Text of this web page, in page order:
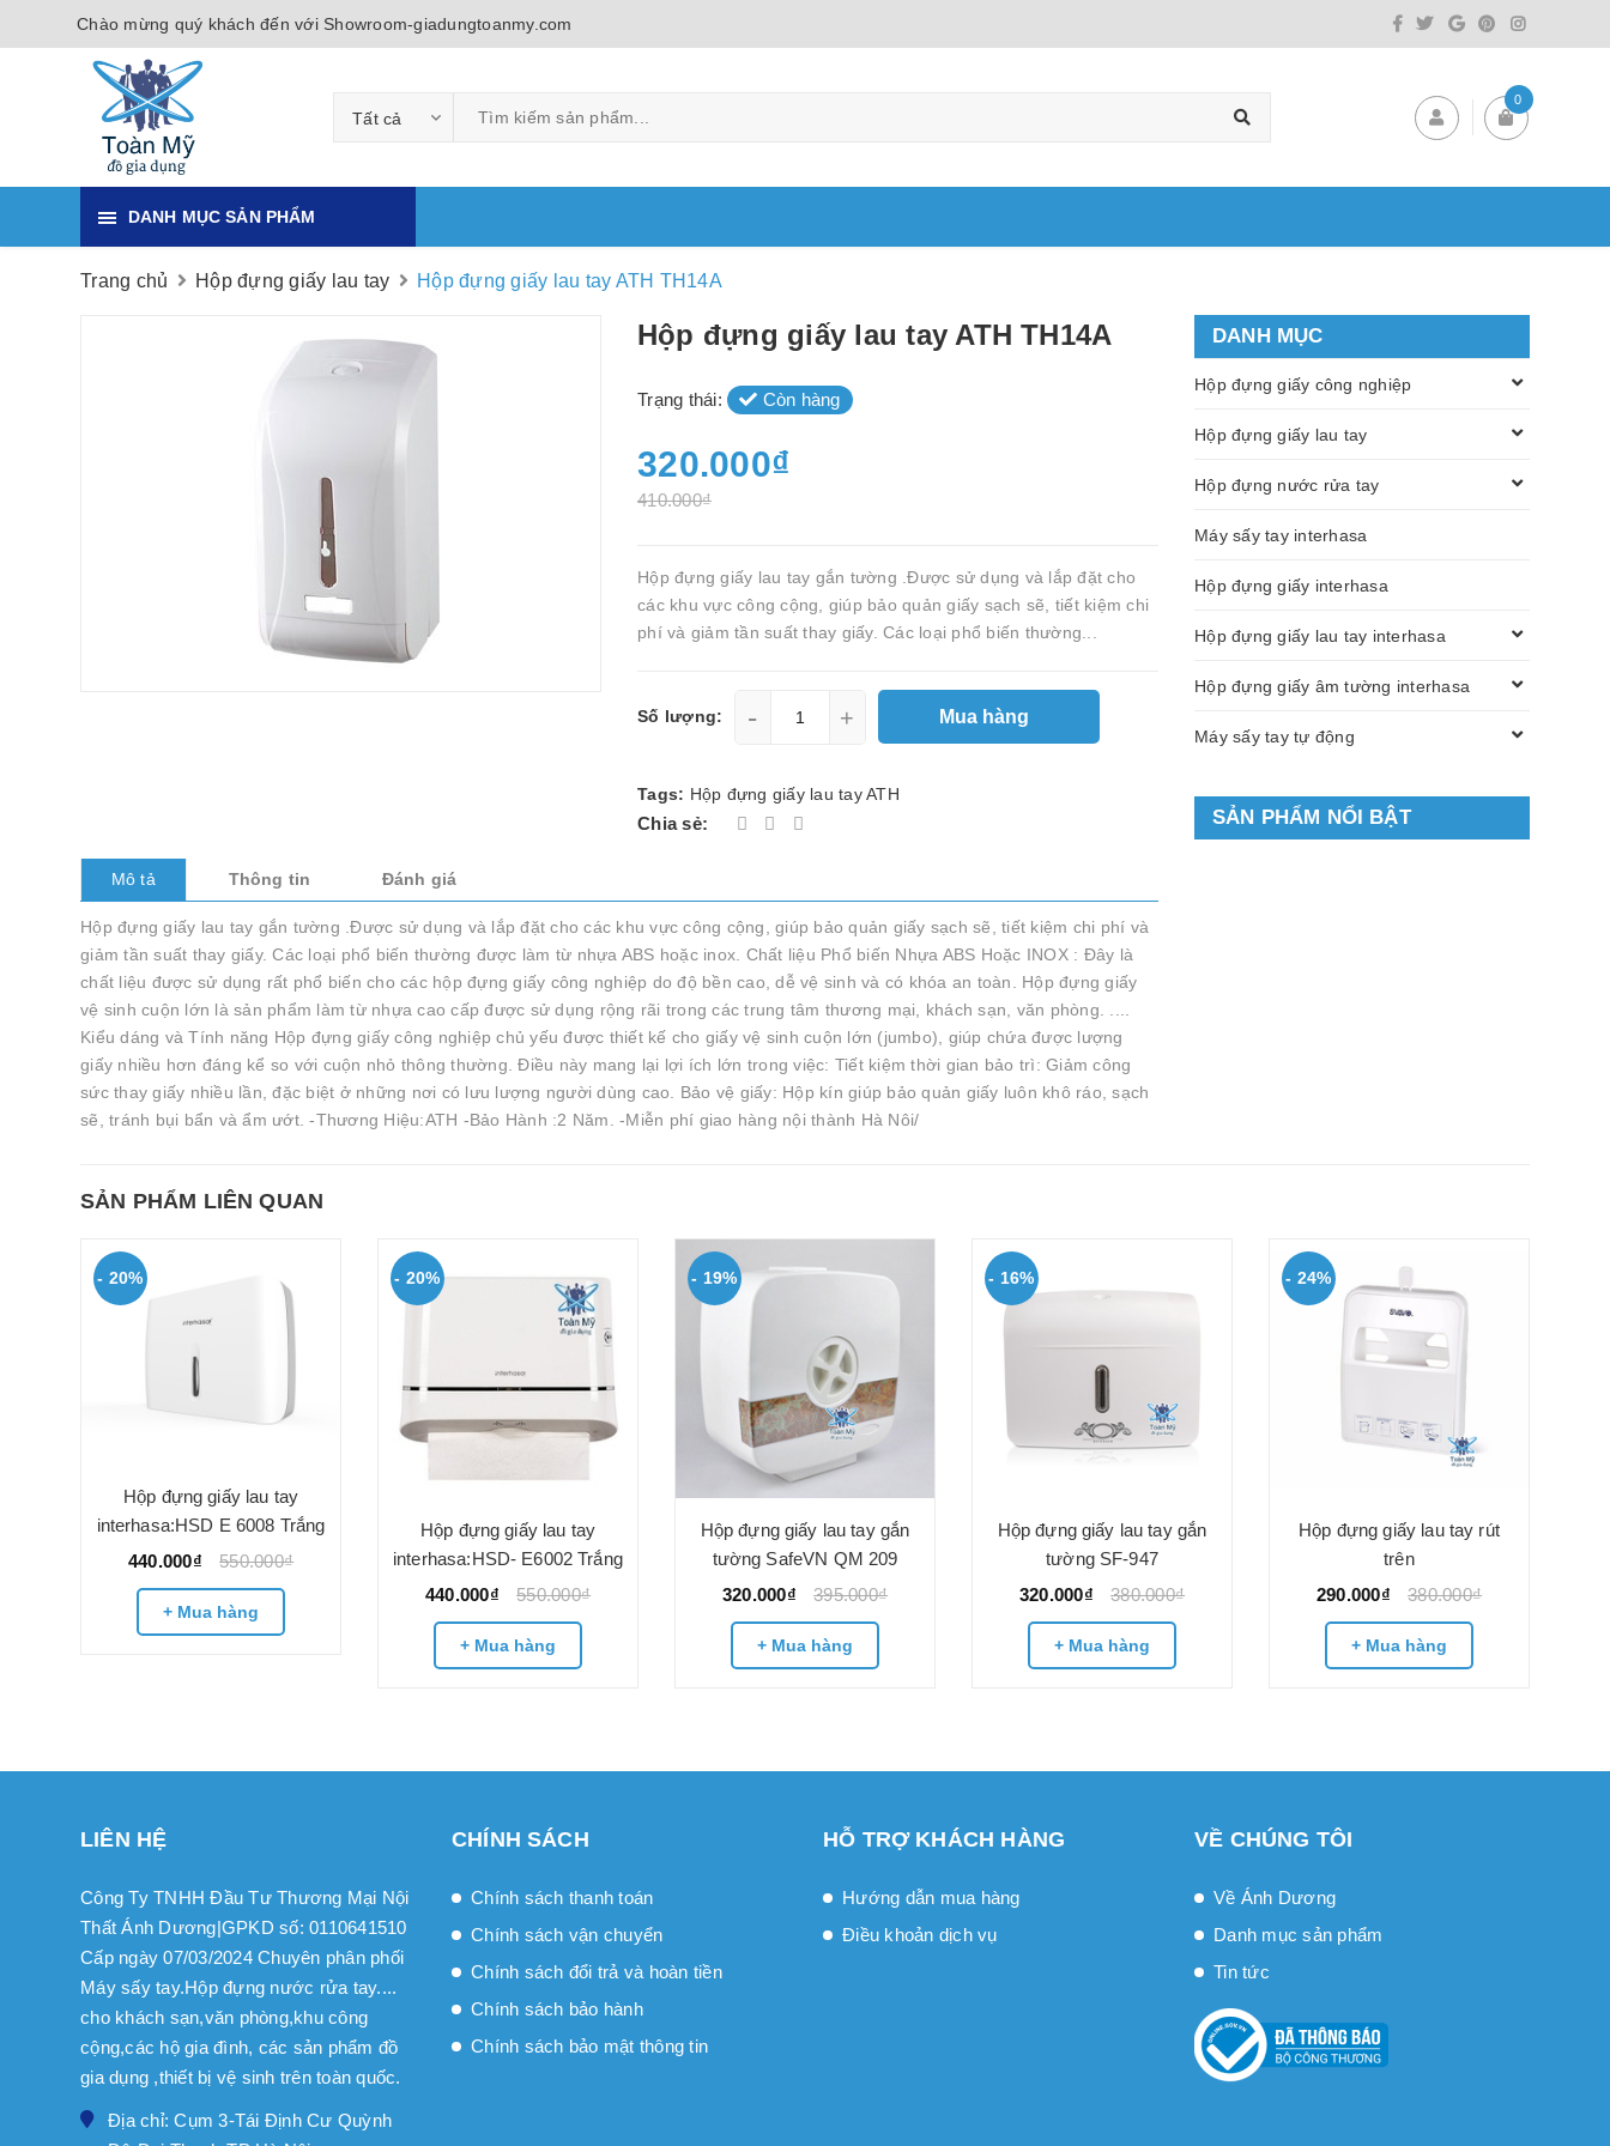
Chào mừng quý khách đến với Showroom-giadungtoanmy.com
Tất cả
0
DANH MỤC SẢN PHẨM
Trang chủ Hộp đựng giấy lau tay Hộp đựng giấy lau tay ATH TH14A
Hộp đựng giấy lau tay ATH TH14A
Trạng thái: Còn hàng
320.000₫
410.000₫
Hộp đựng giấy lau tay gắn tường .Được sử dụng và lắp đặt cho
các khu vực công cộng, giúp bảo quản giấy sạch sẽ, tiết kiệm chi
phí và giảm tần suất thay giấy. Các loại phổ biến thường...
Số lượng: - + Mua hàng
Tags: Hộp đựng giấy lau tay ATH
Chia sẻ:
Mô tả Thông tin Đánh giá
Hộp đựng giấy lau tay gắn tường .Được sử dụng và lắp đặt cho các khu vực công cộng, giúp bảo quản giấy sạch sẽ, tiết kiệm chi phí và
giảm tần suất thay giấy. Các loại phổ biến thường được làm từ nhựa ABS hoặc inox. Chất liệu Phổ biến Nhựa ABS Hoặc INOX : Đây là
chất liệu được sử dụng rất phổ biến cho các hộp đựng giấy công nghiệp do độ bền cao, dễ vệ sinh và có khóa an toàn. Hộp đựng giấy
vệ sinh cuộn lớn là sản phẩm làm từ nhựa cao cấp được sử dụng rộng rãi trong các trung tâm thương mại, khách sạn, văn phòng. ....
Kiểu dáng và Tính năng Hộp đựng giấy công nghiệp chủ yếu được thiết kế cho giấy vệ sinh cuộn lớn (jumbo), giúp chứa được lượng
giấy nhiều hơn đáng kể so với cuộn nhỏ thông thường. Điều này mang lại lợi ích lớn trong việc: Tiết kiệm thời gian bảo trì: Giảm công
sức thay giấy nhiều lần, đặc biệt ở những nơi có lưu lượng người dùng cao. Bảo vệ giấy: Hộp kín giúp bảo quản giấy luôn khô ráo, sạch
sẽ, tránh bụi bẩn và ẩm ướt. -Thương Hiệu:ATH -Bảo Hành :2 Năm. -Miễn phí giao hàng nội thành Hà Nôi/
DANH MỤC
Hộp đựng giấy công nghiệp
Hộp đựng giấy lau tay
Hộp đựng nước rửa tay
Máy sấy tay interhasa
Hộp đựng giấy interhasa
Hộp đựng giấy lau tay interhasa
Hộp đựng giấy âm tường interhasa
Máy sấy tay tự động
SẢN PHẨM NỔI BẬT
SẢN PHẨM LIÊN QUAN
- 20%
Hộp đựng giấy lau tay
interhasa:HSD E 6008 Trắng
440.000₫
550.000₫
+ Mua hàng
- 20%
Hộp đựng giấy lau tay
interhasa:HSD- E6002 Trắng
440.000₫
550.000₫
+ Mua hàng
- 19%
Hộp đựng giấy lau tay gắn
tường SafeVN QM 209
320.000₫
395.000₫
+ Mua hàng
- 16%
Hộp đựng giấy lau tay gắn
tường SF-947
320.000₫
380.000₫
+ Mua hàng
- 24%
Hộp đựng giấy lau tay rút
trên
290.000₫
380.000₫
+ Mua hàng
LIÊN HỆ
Công Ty TNHH Đầu Tư Thương Mại Nội
Thất Ánh Dương|GPKD số: 0110641510
Cấp ngày 07/03/2024 Chuyên phân phối
Máy sấy tay.Hộp đựng nước rửa tay....
cho khách sạn,văn phòng,khu công
cộng,các hộ gia đình, các sản phẩm đồ
gia dụng ,thiết bị vệ sinh trên toàn quốc.
Địa chỉ: Cụm 3-Tái Định Cư Quỳnh
CHÍNH SÁCH
Chính sách thanh toán
Chính sách vận chuyển
Chính sách đổi trả và hoàn tiền
Chính sách bảo hành
Chính sách bảo mật thông tin
HỖ TRỢ KHÁCH HÀNG
Hướng dẫn mua hàng
Điều khoản dịch vụ
VỀ CHÚNG TÔI
Về Ánh Dương
Danh mục sản phẩm
Tin tức